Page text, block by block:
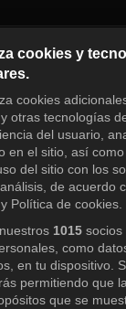
Iniciar sesión
cookies y
cookies
otras tecnologías
del usuario,
en el sitio, así
del sitio con los
de acuerdo
Política de cookies.
1015 socios
como
en tu dispositivo.
permitiendo que
que se